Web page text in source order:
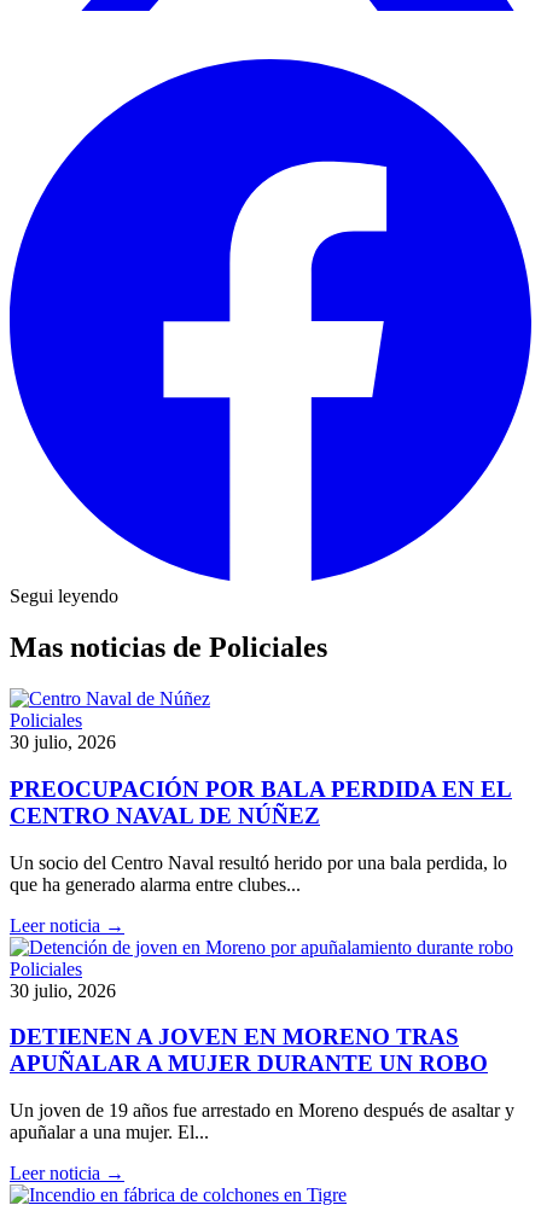
Segui leyendo
Mas noticias de Policiales
Policiales
30 julio, 2026
PREOCUPACIÓN POR BALA PERDIDA EN EL
CENTRO NAVAL DE NÚÑEZ
Un socio del Centro Naval resultó herido por una bala perdida, lo
que ha generado alarma entre clubes...
Leer noticia →
Policiales
30 julio, 2026
DETIENEN A JOVEN EN MORENO TRAS
APUÑALAR A MUJER DURANTE UN ROBO
Un joven de 19 años fue arrestado en Moreno después de asaltar y
apuñalar a una mujer. El...
Leer noticia →